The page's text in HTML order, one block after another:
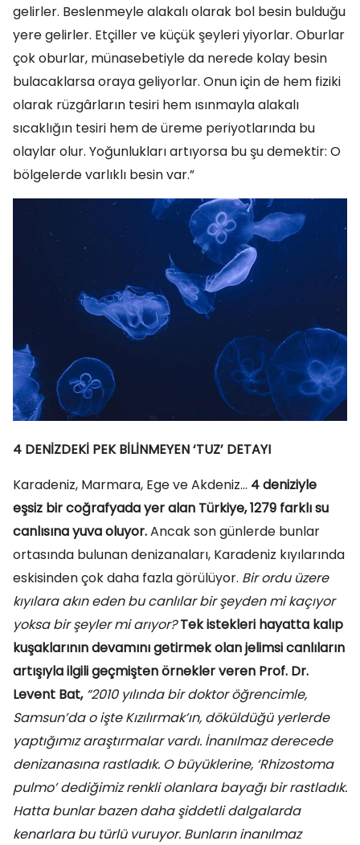
gelirler. Beslenmeyle alakalı olarak bol besin bulduğu
yere gelirler. Etçiller ve küçük şeyleri yiyorlar. Oburlar
çok oburlar, münasebetiyle da nerede kolay besin
bulacaklarsa oraya geliyorlar. Onun için de hem fiziki
olarak rüzgârların tesiri hem ısınmayla alakalı
sıcaklığın tesiri hem de üreme periyotlarında bu
olaylar olur. Yoğunlukları artıyorsa bu şu demektir: O
bölgelerde varlıklı besin var.”
4 DENİZDEKİ PEK BİLİNMEYEN ‘TUZ’ DETAYI
Karadeniz, Marmara, Ege ve Akdeniz… 4 deniziyle
eşsiz bir coğrafyada yer alan Türkiye, 1279 farklı su
canlısına yuva oluyor.Ancak son günlerde bunlar
ortasında bulunan denizanaları, Karadeniz kıyılarında
eskisinden çok daha fazla görülüyor. Bir ordu üzere
kıyılara akın eden bu canlılar bir şeyden mi kaçıyor
yoksa bir şeyler mi arıyor?Tek istekleri hayatta kalıp
kuşaklarının devamını getirmek olan jelimsi canlıların
artışıyla ilgili geçmişten örnekler veren Prof. Dr.
Levent Bat,“2010 yılında bir doktor öğrencimle,
Samsun’da o işte Kızılırmak’ın, döküldüğü yerlerde
yaptığımız araştırmalar vardı. İnanılmaz derecede
denizanasına rastladık. O büyüklerine, ‘Rhizostoma
pulmo’ dediğimiz renkli olanlara bayağı bir rastladık.
Hatta bunlar bazen daha şiddetli dalgalarda
kenarlara bu türlü vuruyor. Bunların inanılmaz